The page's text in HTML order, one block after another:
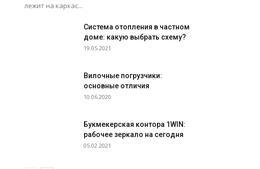
лежит на каркас...
Система отопления в частном
доме: какую выбрать схему?
19.05.2021
Вилочные погрузчики:
основные отличия
10.06.2020
Букмекерская контора 1WIN:
рабочее зеркало на сегодня
05.02.2021